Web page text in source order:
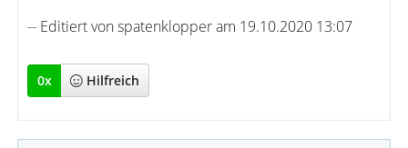
-- Editiert von spatenklopper am 19.10.2020 13:07
0x Hilfreich